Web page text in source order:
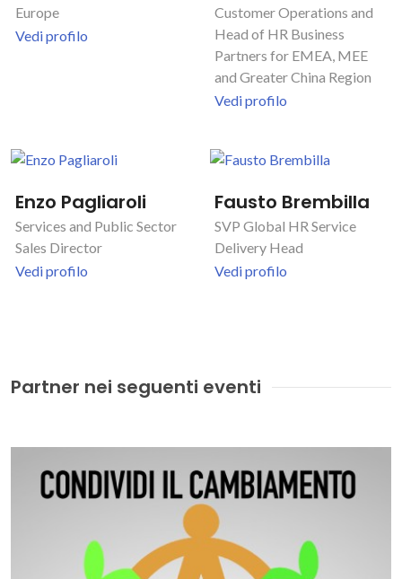
Europe
Vedi profilo
Customer Operations and
Head of HR Business
Partners for EMEA, MEE
and Greater China Region
Vedi profilo
Enzo Pagliaroli
Services and Public Sector
Sales Director
Vedi profilo
Fausto Brembilla
SVP Global HR Service
Delivery Head
Vedi profilo
Partner nei seguenti eventi